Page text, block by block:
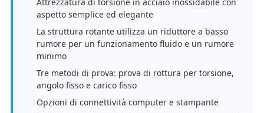
Attrezzatura di torsione in acciaio inossidabile con
aspetto semplice ed elegante
La struttura rotante utilizza un riduttore a basso
rumore per un funzionamento fluido e un rumore
minimo
Tre metodi di prova: prova di rottura per torsione,
angolo fisso e carico fisso
Opzioni di connettività computer e stampante